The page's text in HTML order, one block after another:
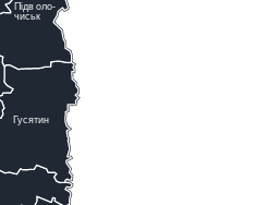
Гусятин
Підволо-
чиськ